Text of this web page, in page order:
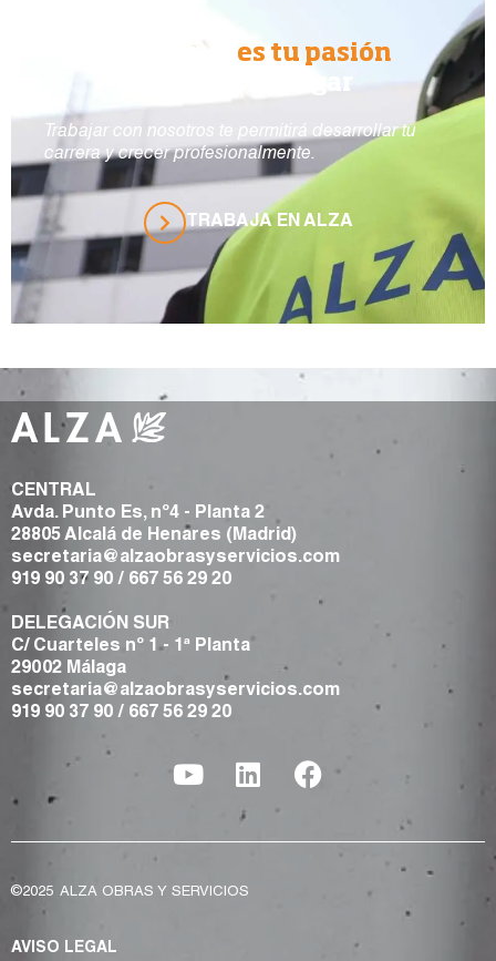
es tu pasión
ALZA es tu lugar
Trabajar con nosotros te permitirá desarrollar tu
carrera y crecer profesionalmente.
TRABAJA EN ALZA
CENTRAL
Avda. Punto Es, nº4 - Planta 2
28805 Alcalá de Henares (Madrid)
secretaria@alzaobrasyservicios.com
919 90 37 90 / 667 56 29 20
DELEGACIÓN SUR
C/ Cuarteles nº 1 - 1ª Planta
29002 Málaga
secretaria@alzaobrasyservicios.com
919 90 37 90 / 667 56 29 20
©2025 ALZA OBRAS Y SERVICIOS
AVISO LEGAL